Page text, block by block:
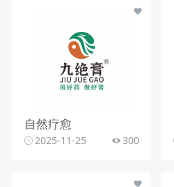
自然疗愈
2025-11-25 300